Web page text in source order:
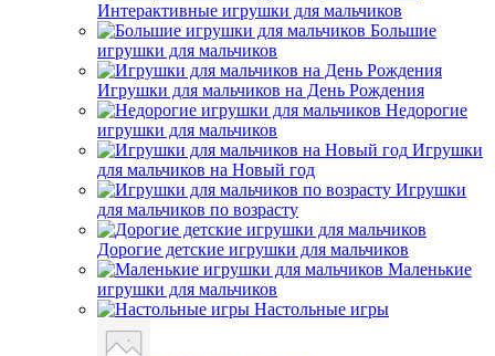
Интерактивные игрушки для мальчиков
Большие
игрушки для мальчиков
Игрушки для мальчиков на День Рождения
Недорогие
игрушки для мальчиков
Игрушки
для мальчиков на Новый год
Игрушки
для мальчиков по возрасту
Дорогие детские игрушки для мальчиков
Маленькие
игрушки для мальчиков
Настольные игры